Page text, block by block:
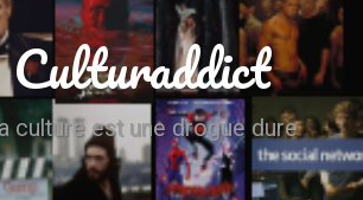
Culturaddict
culture est une drogue dure